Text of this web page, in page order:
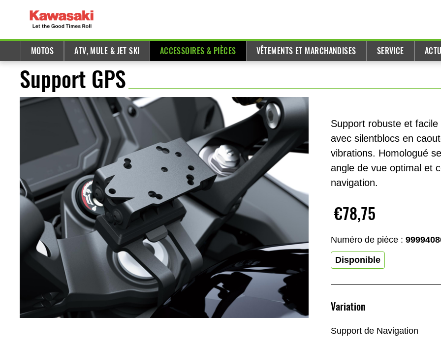
MOTOS ATV, MULE & JET SKI ACCESSOIRES & PIÈCES VÊTEMENTS ET MARCHANDISES SERVICE
Support GPS
Support robuste et
avec silentblocs en
vibrations. Homologué
angle de vue optimal et
navigation.
€78,75
Numéro de pièce :
Disponible
Variation
Support de Navigation